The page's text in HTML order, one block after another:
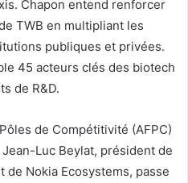
Chapon entend renforcer
TWB en multipliant les
publiques et privées.
45 acteurs clés des biotech
de R&D.
de Compétitivité (AFPC)
Luc Beylat, président de
Nokia Ecosystems, passe